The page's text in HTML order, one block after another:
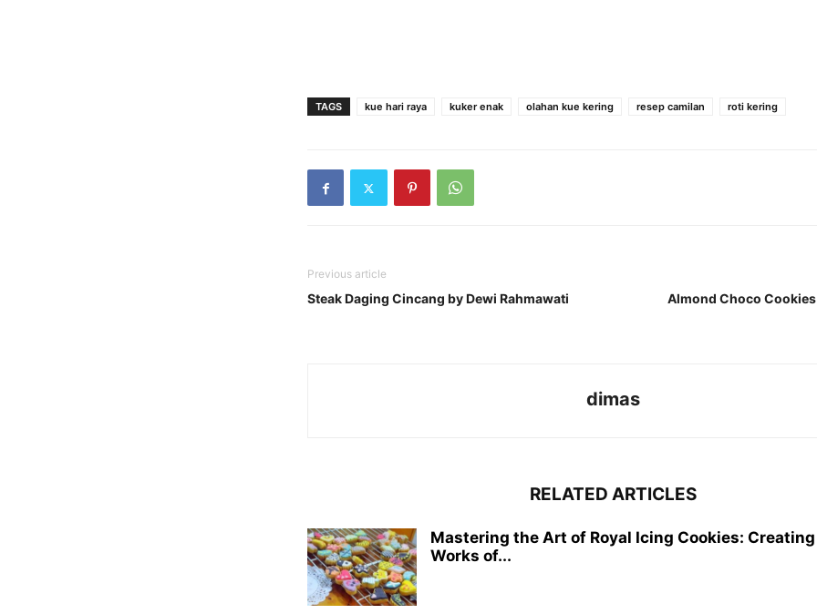
TAGS kue hari raya kuker enak olahan kue kering resep camilan roti kering
Previous article
Steak Daging Cincang by Dewi Rahmawati
Almond Choco
dimas
RELATED ARTICLES
Mastering the Art of Royal Icing Cookies:
Works of...